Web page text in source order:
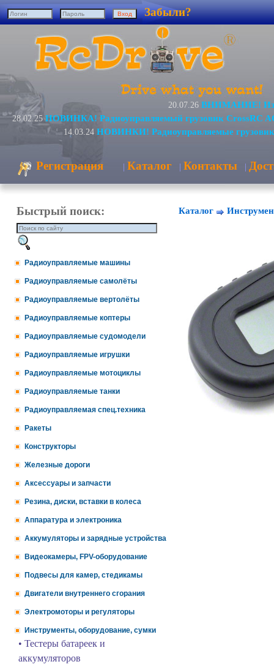
Забыли?
20.07.26 ВНИМАНИЕ!
28.02.25 НОВИНКА! Радиоуправляемый грузовик CrossRC
14.03.24 НОВИНКИ! Радиоуправляемые
Регистрация | Каталог | Контакты |
Быстрый поиск:
Радиоуправляемые машины
Радиоуправляемые самолёты
Радиоуправляемые вертолёты
Радиоуправляемые коптеры
Радиоуправляемые судомодели
Радиоуправляемые игрушки
Радиоуправляемые мотоциклы
Радиоуправляемые танки
Радиоуправляемая спец.техника
Ракеты
Конструкторы
Железные дороги
Аксессуары и запчасти
Резина, диски, вставки в колеса
Аппаратура и электроника
Аккумуляторы и зарядные устройства
Видеокамеры, FPV-оборудование
Подвесы для камер, стедикамы
Двигатели внутреннего сгорания
Электромоторы и регуляторы
Инструменты, оборудование, сумки
• Тестеры батареек и
аккумуляторов
Каталог